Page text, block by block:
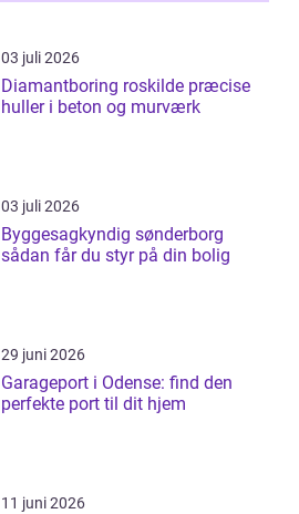
03 juli 2026
Diamantboring roskilde præcise
huller i beton og murværk
03 juli 2026
Byggesagkyndig sønderborg
sådan får du styr på din bolig
29 juni 2026
Garageport i Odense: find den
perfekte port til dit hjem
11 juni 2026